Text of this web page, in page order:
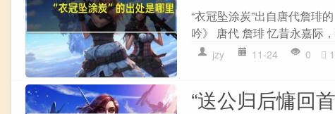
“衣冠坠涂炭”出自唐代詹琲
吟》 唐代 詹琲 忆昔永嘉际
jzy 11-24 0
“送公归后慵回